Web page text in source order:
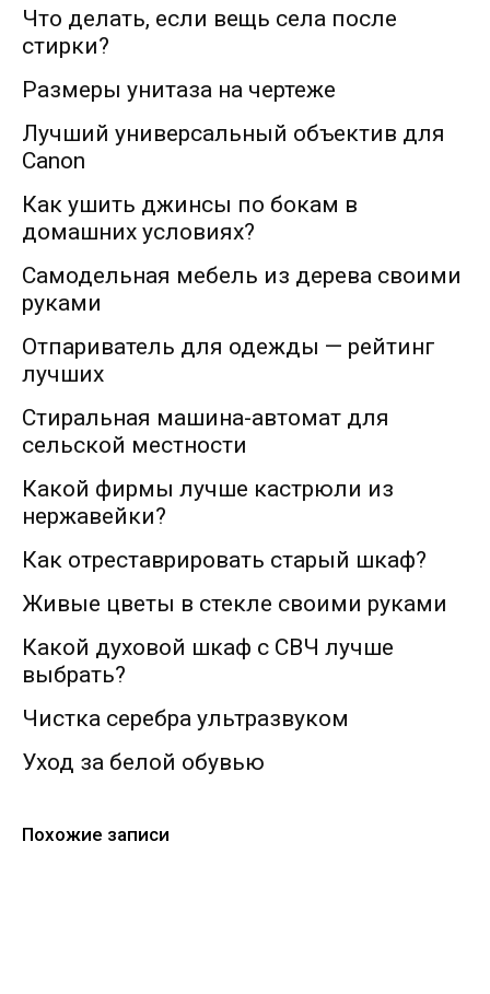
Что делать, если вещь села после
стирки?
Размеры унитаза на чертеже
Лучший универсальный объектив для
Canon
Как ушить джинсы по бокам в
домашних условиях?
Самодельная мебель из дерева своими
руками
Отпариватель для одежды — рейтинг
лучших
Стиральная машина-автомат для
сельской местности
Какой фирмы лучше кастрюли из
нержавейки?
Как отреставрировать старый шкаф?
Живые цветы в стекле своими руками
Какой духовой шкаф с СВЧ лучше
выбрать?
Чистка серебра ультразвуком
Уход за белой обувью
Похожие записи